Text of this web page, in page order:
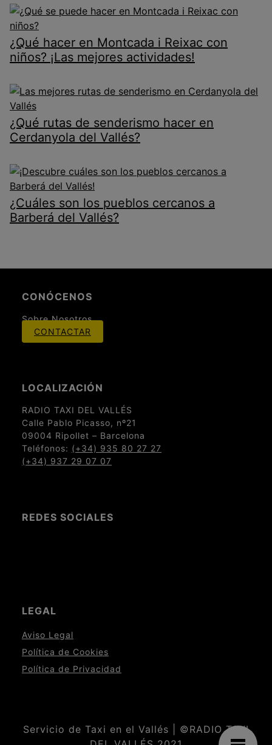
¿Qué hacer en Montcada i Reixac con
niños? ¡Las mejores actividades!
¿Qué rutas de senderismo hacer en
Cerdanyola del Vallés?
¿Cuáles son los pueblos cercanos a
Barberá del Vallés?
CONÓCENOS
Sobre Nosotros
CONTACTAR
LOCALIZACIÓN
RADIO TAXI DEL VALLÉS
Calle Pablo Picasso, nº21
09004 Ripollet – Barcelona
Teléfonos: (+34) 935 80 27 27
(+34) 937 29 07 07
REDES SOCIALES
LEGAL
Aviso Legal
Política de Cookies
Política de Privacidad
Servicio de Taxi en el Vallés | ©RADIO TAXI